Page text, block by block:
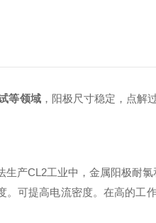
等领域，阳极尺寸稳定，点解
CL2工业中，金属阳极耐氯
可提高电流密度。在高的工